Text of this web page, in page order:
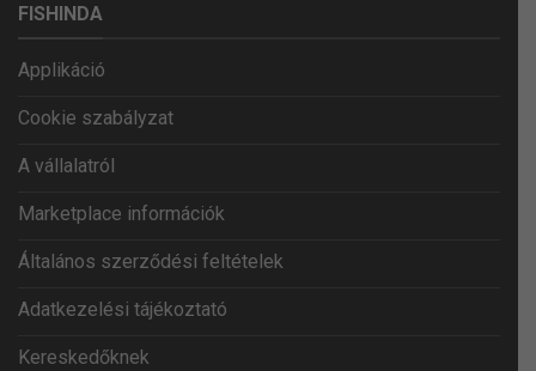
FISHINDA
Applikáció
Cookie szabályzat
A vállalatról
Marketplace információk
Általános szerződési feltételek
Adatkezelési tájékoztató
Kereskedőknek